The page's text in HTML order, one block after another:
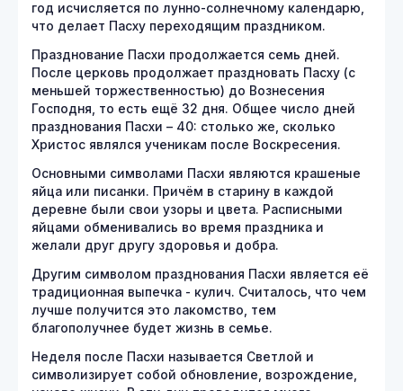
год исчисляется по лунно-солнечному календарю,
что делает Пасху переходящим праздником.
Празднование Пасхи продолжается семь дней.
После церковь продолжает праздновать Пасху (с
меньшей торжественностью) до Вознесения
Господня, то есть ещё 32 дня. Общее число дней
празднования Пасхи – 40: столько же, сколько
Христос являлся ученикам после Воскресения.
Основными символами Пасхи являются крашеные
яйца или писанки. Причём в старину в каждой
деревне были свои узоры и цвета. Расписными
яйцами обменивались во время праздника и
желали друг другу здоровья и добра.
Другим символом празднования Пасхи является её
традиционная выпечка - кулич. Считалось, что чем
лучше получится это лакомство, тем
благополучнее будет жизнь в семье.
Неделя после Пасхи называется Светлой и
символизирует собой обновление, возрождение,